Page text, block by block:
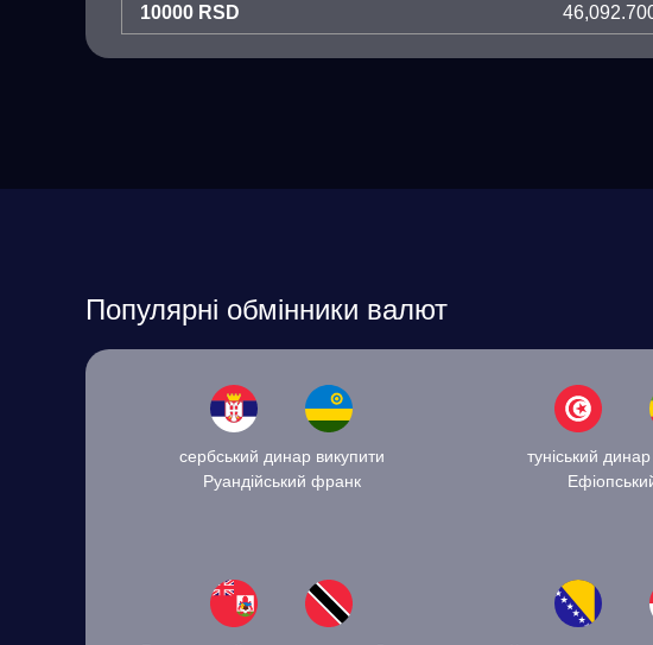
10000 RSD
Популярні обмінники валют
сербський динар викупити
Руандійський франк
туніський